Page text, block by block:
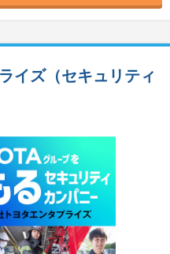
イズ（セキュリティ